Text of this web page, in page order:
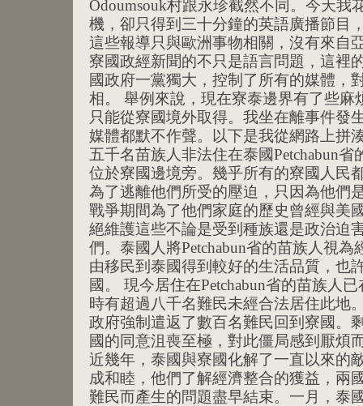
Odoumsouk村跟永珍截然不同。今天我
機，卻只得到三十分鐘的英語廣播節目
這些報導只與歐洲事物相關，沒有來自
寮國政經新聞的不只是語言問題，這裡
國政府一黨獨大，控制了所有的媒體，
相。 舉例來說，現在寮泰邊界有了些麻
只能從寮國境外取得。我坐在離事件發
媒體都默不作聲。以下是我從網路上拼
五千名苗族人非法住在泰國Petchabun省
位於寮國邊境旁。幾乎所有的寮國人民
為了逃離他們所受的壓迫，只因為他們
戰爭期間為了他們家庭的歷史曾經與美
絕維護這些不論是受到種族還是政治迫
們。泰國人將Petchabun省的苗族人視
由移民到泰國得到較好的生活品質，也
國。 現今居住在Petchabun省的苗族人
時有超過八千名難民未經合法居住此地
政府強制遣返了數百名難民回到寮國。
國的同意沮喪至極，對此僵局感到厭煩
近幾年，泰國與寮國化解了一直以來的
成和睦，他們了解經濟整合的獲益，兩
難民而產生的問題盡早結束。一月，泰